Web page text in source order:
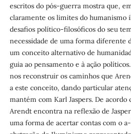
escritos do pós-guerra mostra que,
claramente os limites do humanismo
desafios político-filosóficos do seu
necessidade de uma forma diferente
um conceito alternativo de
guia ao pensamento e à ação
nos reconstruir os caminhos que
a este conceito, dando particular
mantém com Karl Jaspers. De acordo
Arendt encontra na reflexão de
uma forma de acertar contas com o